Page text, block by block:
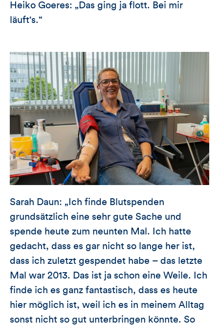
Heiko Goeres: „Das ging ja flott. Bei mir
läuft‘s.“
Sarah Daun: „Ich finde Blutspenden
grundsätzlich eine sehr gute Sache und
spende heute zum neunten Mal. Ich hatte
gedacht, dass es gar nicht so lange her ist,
dass ich zuletzt gespendet habe – das letzte
Mal war 2013. Das ist ja schon eine Weile. Ich
finde ich es ganz fantastisch, dass es heute
hier möglich ist, weil ich es in meinem Alltag
sonst nicht so gut unterbringen könnte. So